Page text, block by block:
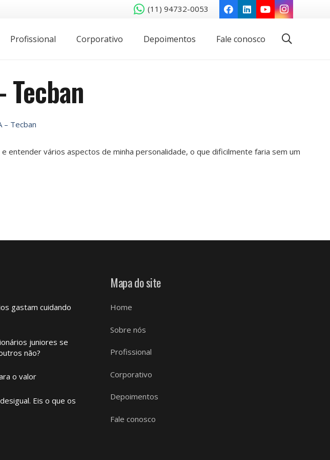
(11) 94732-0053
Profissional Corporativo Depoimentos Fale conosco
Tecban
– Tecban
entender vários aspectos de minha personalidade, o que dificilmente faria sem um
gastam cuidando
juniores se
não?
o valor
Eis o que os
Mapa do site
Home
Sobre nós
Profissional
Corporativo
Depoimentos
Fale conosco